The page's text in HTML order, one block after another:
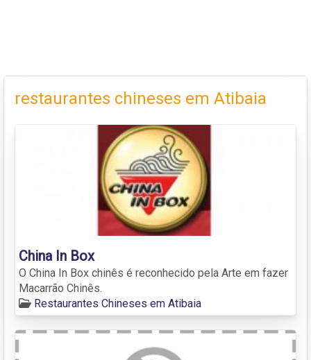
restaurantes chineses em Atibaia
China In Box
O China In Box chinês é reconhecido pela Arte em fazer
Macarrão Chinês.
Restaurantes Chineses em Atibaia